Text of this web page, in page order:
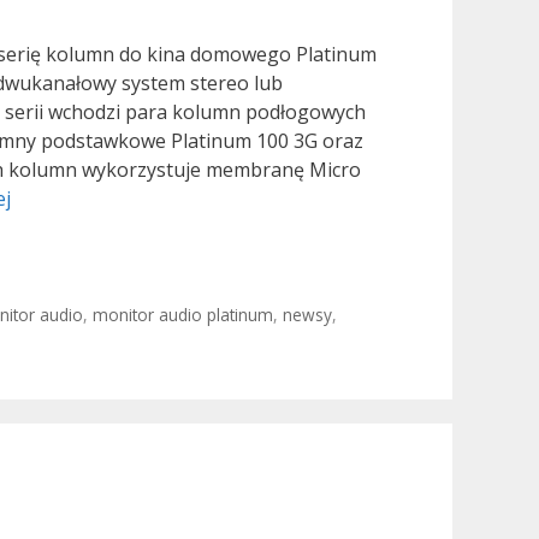
kolumn do kina domowego Platinum
system stereo lub
wchodzi para kolumn podłogowych
podstawkowe Platinum 100 3G oraz
kolumn wykorzystuje membranę Micro
audio,monitor audio platinum,newsy,